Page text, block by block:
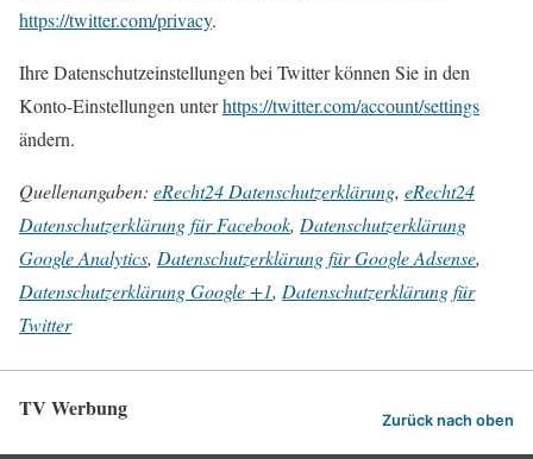
https://twitter.com/privacy.
Ihre Datenschutzeinstellungen bei Twitter können Sie in den
Konto-Einstellungen unterhttps://twitter.com/account/settings
ändern.
Quellenangaben: eRecht24 Datenschutzerklärung, eRecht24
Datenschutzerklärung für Facebook, Datenschutzerklärung
Google Analytics, Datenschutzerklärung für Google Adsense,
Datenschutzerklärung Google +1, Datenschutzerklärung für
Twitter
TV Werbung Zurück nach oben